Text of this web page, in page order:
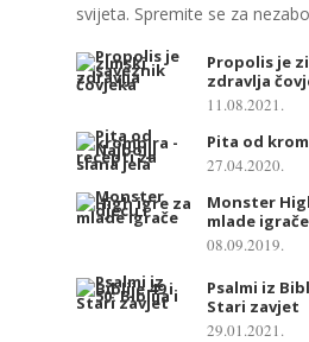
svijeta. Spremite se za
Propolis je
zdravlja
11.08.2021.
Pita od
27.04.2020.
Monster
mlade igrače
08.09.2019.
Psalmi iz
Stari zavjet
29.01.2021.